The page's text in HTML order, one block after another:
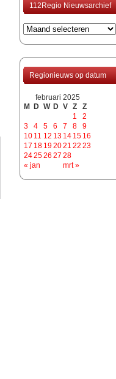
112Regio Nieuwsarchief
Regionieuws op datum
februari 2025
M D W D V Z Z
« jan mrt »
1
2
3
4 5 6 7 8
9
10 11 12 13 14 15 16
17 18 192021 22 23
242526 27 28